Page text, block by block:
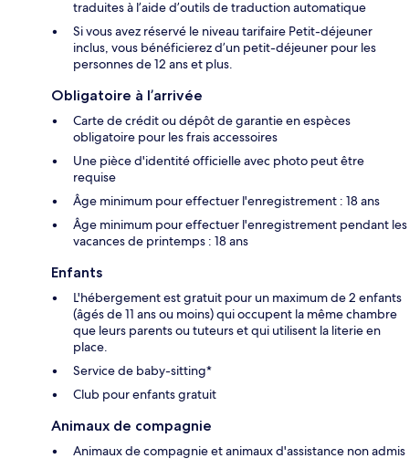
traduites à l’aide d’outils de traduction automatique
Si vous avez réservé le niveau tarifaire Petit-déjeuner
inclus, vous bénéficierez d’un petit-déjeuner pour les
personnes de 12 ans et plus.
Obligatoire à l’arrivée
Carte de crédit ou dépôt de garantie en espèces
obligatoire pour les frais accessoires
Une pièce d'identité officielle avec photo peut être
requise
Âge minimum pour effectuer l'enregistrement : 18 ans
Âge minimum pour effectuer l'enregistrement pendant les
vacances de printemps : 18 ans
Enfants
L'hébergement est gratuit pour un maximum de 2 enfants
(âgés de 11 ans ou moins) qui occupent la même chambre
que leurs parents ou tuteurs et qui utilisent la literie en
place.
Service de baby-sitting*
Club pour enfants gratuit
Animaux de compagnie
Animaux de compagnie et animaux d'assistance non admis